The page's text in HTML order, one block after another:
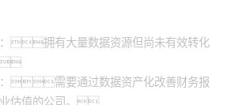
：拥有大量数据资源但尚未有效转化

：需要通过数据资产化改善财务报
估值的公司。